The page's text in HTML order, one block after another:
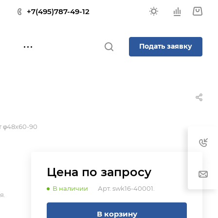
+7(495)787-49-12
Подать заявку
90
Цена по запросу
В наличии Арт. swk16-40001.
В корзину